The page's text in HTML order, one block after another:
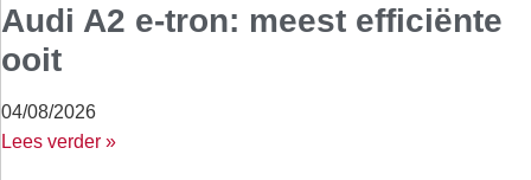
Audi A2 e-tron: meest efficiënte
ooit
04/08/2026
Lees verder »